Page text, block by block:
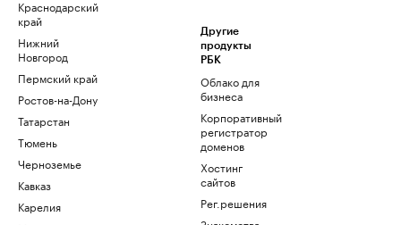
Краснодарский
край
Нижний
Новгород
Пермский край
Ростов-на-Дону
Татарстан
Тюмень
Черноземье
Кавказ
Карелия
Другие
продукты
РБК
Облако для
бизнеса
Корпоративный
регистратор
доменов
Хостинг
сайтов
Рег.решения